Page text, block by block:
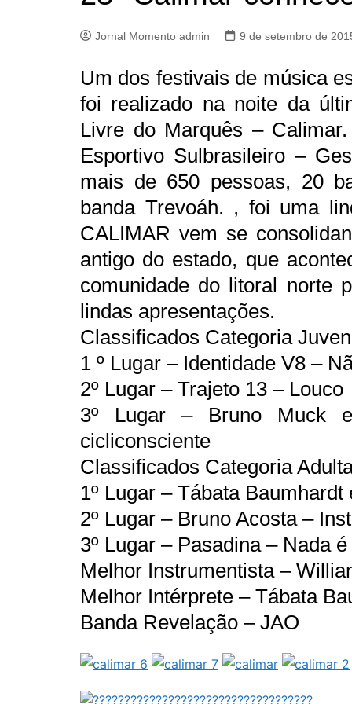
Jornal Momento admin 9 de setembro de
Um dos festivais de música
foi realizado na noite da
Livre do Marquês –
Esportivo Sulbrasileiro –
mais de 650 pessoas, 20
banda Trevoáh. , foi uma
CALIMAR vem se
antigo do estado, que
comunidade do litoral norte
lindas apresentações.
Classificados Categoria
1 º Lugar – Identidade V8 –
2º Lugar – Trajeto 13 – Louco
3º Lugar – Bruno Muck
cicliconsciente
Classificados Categoria
1º Lugar – Tábata
2º Lugar – Bruno Acosta –
3º Lugar – Pasadina – Nada
Melhor Instrumentista –
Melhor Intérprete – Tábata
Banda Revelação – JAO